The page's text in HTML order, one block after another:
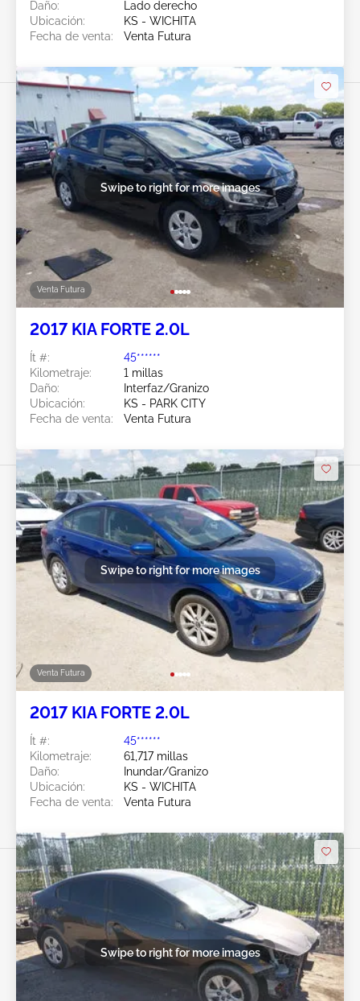
Daño:
Lado derecho
Ubicación:
KS - WICHITA
Fecha de venta:
Venta Futura
Venta Futura
Swipe to right for more images
2017 KIA FORTE 2.0L
Ít #:
45******
Kilometraje:
1 millas
Daño:
Interfaz/Granizo
Ubicación:
KS - PARK CITY
Fecha de venta:
Venta Futura
Venta Futura
Swipe to right for more images
2017 KIA FORTE 2.0L
Ít #:
45******
Kilometraje:
61,717 millas
Daño:
Inundar/Granizo
Ubicación:
KS - WICHITA
Fecha de venta:
Venta Futura
Swipe to right for more images